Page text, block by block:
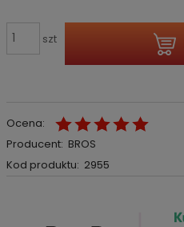
szt
Ocena:
Producent: BROS
Kod produktu: 2955